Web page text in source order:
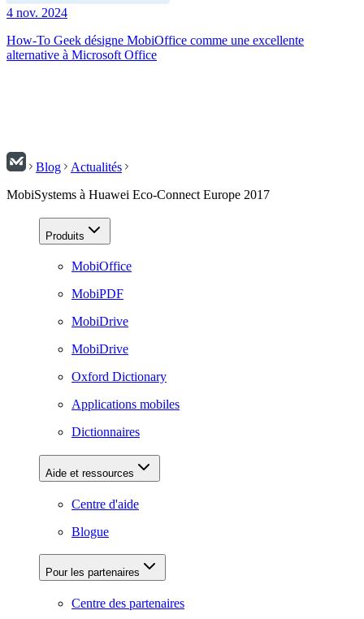
4 nov. 2024
How-To Geek désigne MobiOffice comme une excellente
alternative à Microsoft Office
Blog
Actualités
MobiSystems à Huawei Eco-Connect Europe 2017
Produits
MobiOffice
MobiPDF
MobiDrive
MobiDrive
Oxford Dictionary
Applications mobiles
Dictionnaires
Aide et ressources
Centre d'aide
Blogue
Pour les partenaires
Centre des partenaires